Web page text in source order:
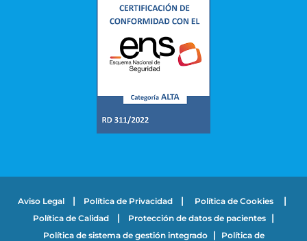
Aviso Legal | Política de Privacidad | Política de Cookies |
Política de Calidad | Protección de datos de pacientes |
Política de sistema de gestión integrado| Política de